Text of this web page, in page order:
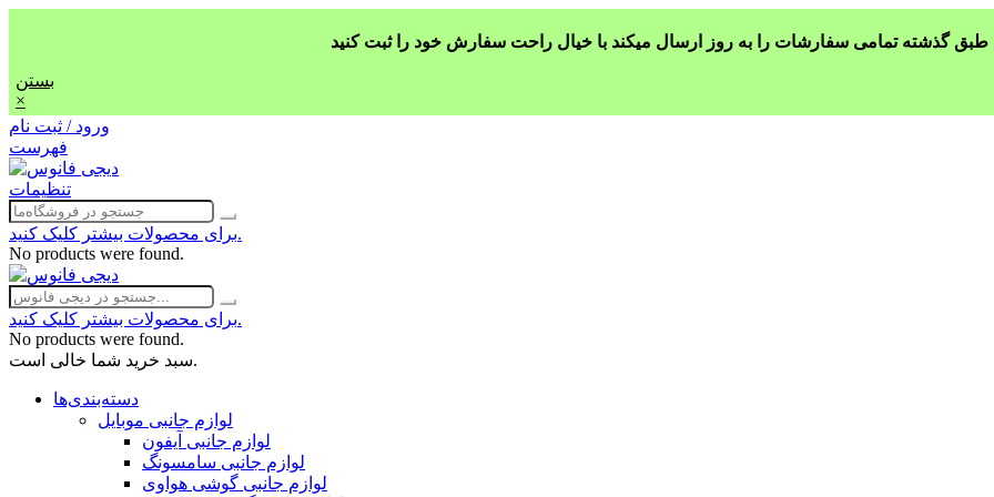
بستن
×
ورود / ثبت نام
فهرست
تنظیمات
برای محصولات بیشتر کلیک کنید.
No products were found.
برای محصولات بیشتر کلیک کنید.
No products were found.
سبد خرید شما خالی است.
دسته‌بندی‌ها
لوازم جانبی موبایل
لوازم جانبی آیفون
لوازم جانبی سامسونگ
لوازم جانبی گوشی هواوی